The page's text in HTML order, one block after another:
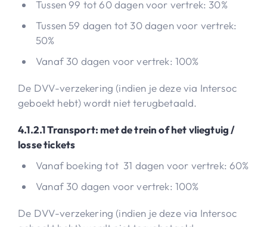
Tussen 99 tot 60 dagen voor vertrek: 30%
Tussen 59 dagen tot 30 dagen voor vertrek:
50%
Vanaf 30 dagen voor vertrek: 100%
De DVV-verzekering (indien je deze via Intersoc
geboekt hebt) wordt niet terugbetaald.
4.1.2.1 Transport: met de trein of het vliegtuig /
losse tickets
Vanaf boeking tot 31 dagen voor vertrek: 60%
Vanaf 30 dagen voor vertrek: 100%
De DVV-verzekering (indien je deze via Intersoc